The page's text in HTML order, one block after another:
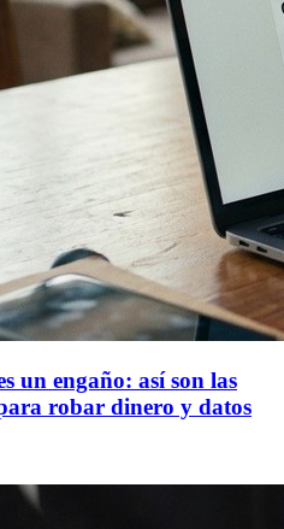
un engaño: así son las
robar dinero y datos